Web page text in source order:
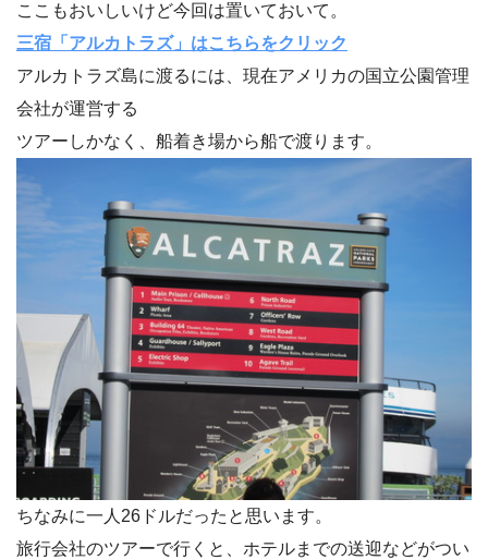
ここもおいしいけど今回は置いておいて。
三宿「アルカトラズ」はこちらをクリック
アルカトラズ島に渡るには、現在アメリカの国立公園管理
会社が運営する
ツアーしかなく、船着き場から船で渡ります。
ちなみに一人26ドルだったと思います。
旅行会社のツアーで行くと、ホテルまでの送迎などがつい